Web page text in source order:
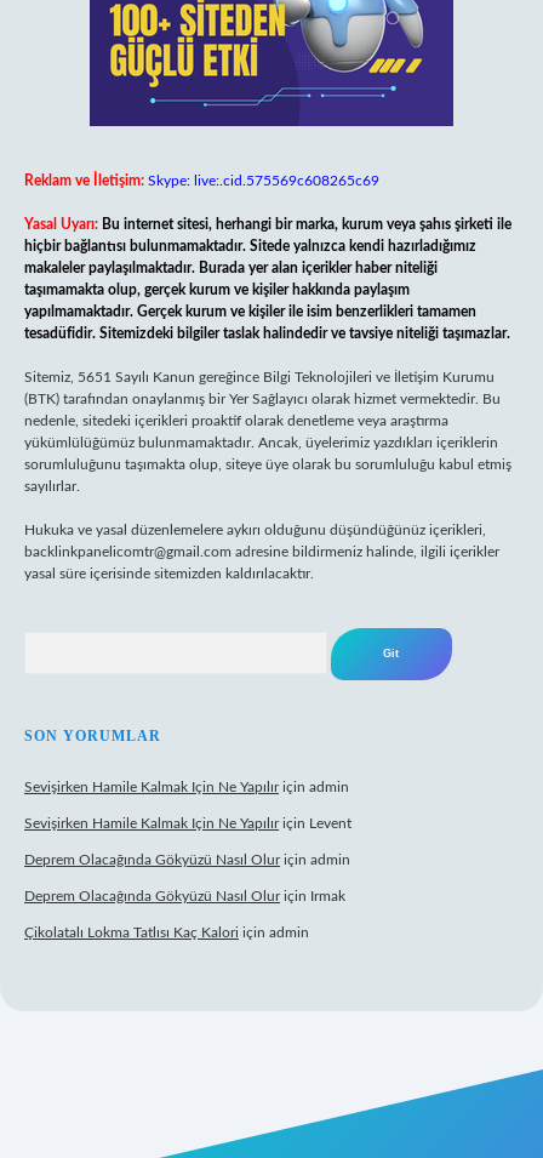
Reklam ve İletişim: Skype: live:.cid.575569c608265c69
Yasal Uyarı: Bu internet sitesi, herhangi bir marka, kurum veya şahıs şirketi ile
hiçbir bağlantısı bulunmamaktadır. Sitede yalnızca kendi hazırladığımız
makaleler paylaşılmaktadır. Burada yer alan içerikler haber niteliği
taşımamakta olup, gerçek kurum ve kişiler hakkında paylaşım
yapılmamaktadır. Gerçek kurum ve kişiler ile isim benzerlikleri tamamen
tesadüfidir. Sitemizdeki bilgiler taslak halindedir ve tavsiye niteliği taşımazlar.
Sitemiz, 5651 Sayılı Kanun gereğince Bilgi Teknolojileri ve İletişim Kurumu
(BTK) tarafından onaylanmış bir Yer Sağlayıcı olarak hizmet vermektedir. Bu
nedenle, sitedeki içerikleri proaktif olarak denetleme veya araştırma
yükümlülüğümüz bulunmamaktadır. Ancak, üyelerimiz yazdıkları içeriklerin
sorumluluğunu taşımakta olup, siteye üye olarak bu sorumluluğu kabul etmiş
sayılırlar.
Hukuka ve yasal düzenlemelere aykırı olduğunu düşündüğünüz içerikleri,
backlinkpanelicomtr@gmail.com adresine bildirmeniz halinde, ilgili içerikler
yasal süre içerisinde sitemizden kaldırılacaktır.
SON YORUMLAR
Sevişirken Hamile Kalmak Için Ne Yapılıriçin admin
Sevişirken Hamile Kalmak Için Ne Yapılıriçin Levent
Deprem Olacağında Gökyüzü Nasıl Oluriçin admin
Deprem Olacağında Gökyüzü Nasıl Oluriçin Irmak
Çikolatalı Lokma Tatlısı Kaç Kalori için admin